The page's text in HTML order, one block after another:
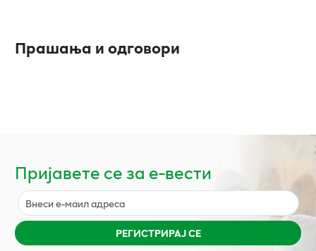
Прашања и одговори
Пријавете се за е-вести
РЕГИСТРИРАЈ СЕ